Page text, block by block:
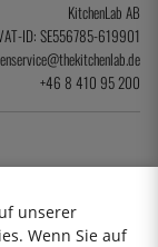
KitchenLab AB
ID: SE556785-619901
+46 8 410 95 200
unserer
Wenn Sie auf